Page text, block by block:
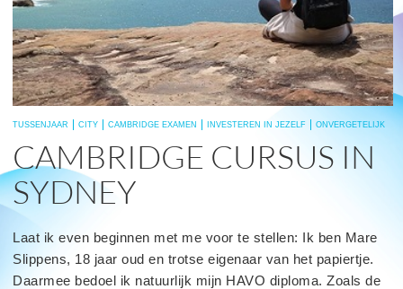
TUSSENJAAR CITY CAMBRIDGE EXAMEN INVESTEREN IN JEZELF ONVERGETELIJK
CAMBRIDGE CURSUS IN
SYDNEY
Laat ik even beginnen met me voor te stellen: Ik ben Mare
Slippens, 18 jaar oud en trotse eigenaar van het papiertje.
Daarmee bedoel ik natuurlijk mijn HAVO diploma. Zoals de